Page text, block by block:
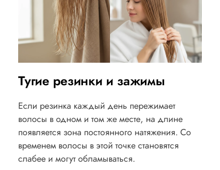
Тугие резинки и зажимы
Если резинка каждый день пережимает
волосы в одном и том же месте, на длине
появляется зона постоянного натяжения. Со
временем волосы в этой точке становятся
слабее и могут обламываться.